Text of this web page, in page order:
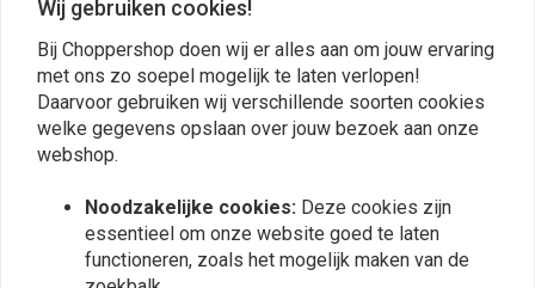
Plaats ook een review
Vergelijkbare producten
Wij gebruiken cookies!
Bij Choppershop doen wij er alles aan om jouw ervaring
met ons zo soepel mogelijk te laten verlopen!
Daarvoor gebruiken wij verschillende soorten cookies
welke gegevens opslaan over jouw bezoek aan onze
webshop.
Noodzakelijke cookies: Deze cookies zijn
essentieel om onze website goed te laten
functioneren, zoals het mogelijk maken van de